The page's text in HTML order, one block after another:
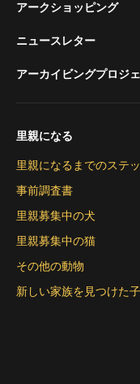
アークショッピング
ニュースレター
アーカイビングプロジ
里親になる
里親になるまでのステ
事前調査書
里親募集中の犬
里親募集中の猫
その他の動物
新しい家族を見つけた